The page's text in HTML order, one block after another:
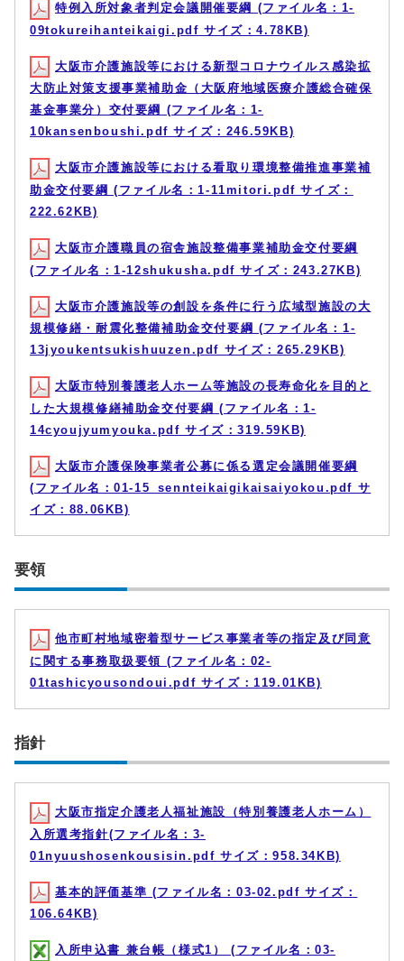
特例入所対象者判定会議開催要綱 (ファイル名：1-
09tokureihanteikaigi.pdf サイズ：4.78KB)
大阪市介護施設等における新型コロナウイルス感染拡
大防止対策支援事業補助金（大阪府地域医療介護総合確保
基金事業分）交付要綱 (ファイル名：1-
10kansenboushi.pdf サイズ：246.59KB)
大阪市介護施設等における看取り環境整備推進事業補
助金交付要綱 (ファイル名：1-11mitori.pdf サイズ：
222.62KB)
大阪市介護職員の宿舎施設整備事業補助金交付要綱
(ファイル名：1-12shukusha.pdf サイズ：243.27KB)
大阪市介護施設等の創設を条件に行う広域型施設の大
規模修繕・耐震化整備補助金交付要綱 (ファイル名：1-
13jyoukentsukishuuzen.pdf サイズ：265.29KB)
大阪市特別養護老人ホーム等施設の長寿命化を目的と
した大規模修繕補助金交付要綱 (ファイル名：1-
14cyoujyumyouka.pdf サイズ：319.59KB)
大阪市介護保険事業者公募に係る選定会議開催要綱
(ファイル名：01-15_sennteikaigikaisaiyokou.pdf サ
イズ：88.06KB)
要領
他市町村地域密着型サービス事業者等の指定及び同意
に関する事務取扱要領 (ファイル名：02-
01tashicyousondoui.pdf サイズ：119.01KB)
指針
大阪市指定介護老人福祉施設（特別養護老人ホーム）
入所選考指針(ファイル名：3-
01nyuushosenkousisin.pdf サイズ：958.34KB)
基本的評価基準 (ファイル名：03-02.pdf サイズ：
106.64KB)
入所申込書 兼台帳（様式1） (ファイル名：03-